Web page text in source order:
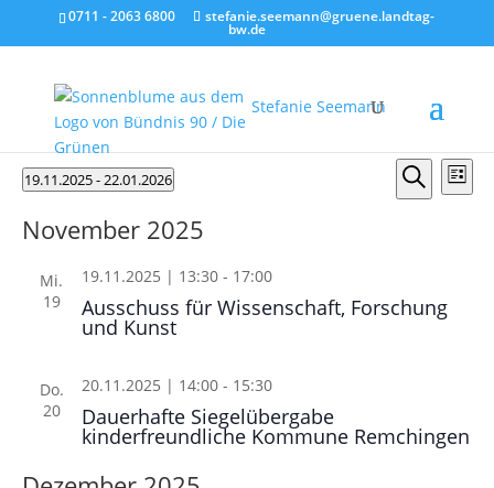
0711 - 2063 6800 stefanie.seemann@gruene.landtag-
bw.de
Stefanie Seemann
Veranstaltungen
Suche
Suche
Liste
19.11.2025 - 22.01.2026
wählen.
November 2025
Mi.
19
Ausschuss für Wissenschaft, Forschung
und Kunst
19.11.2025 | 13:30- 17:00
Do.
20
Dauerhafte Siegelübergabe
kinderfreundliche Kommune Remchingen
20.11.2025 | 14:00- 15:30